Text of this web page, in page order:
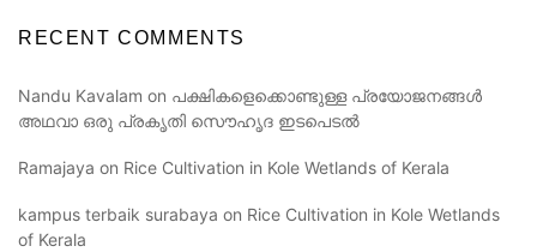
RECENT COMMENTS
Nandu Kavalam on പക്ഷികളെക്കൊണ്ടുള്ള പ്രയോജനങ്ങൾ
അഥവാ ഒരു പ്രകൃതി സൌഹൃദ ഇടപെടൽ
Ramajaya on Rice Cultivation in Kole Wetlands of Kerala
kampus terbaik surabaya on Rice Cultivation in Kole Wetlands
of Kerala